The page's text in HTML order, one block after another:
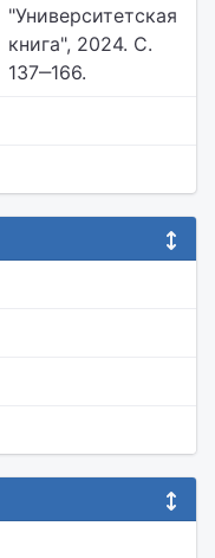
"Университетская
книга", 2024. С.
137‒166.